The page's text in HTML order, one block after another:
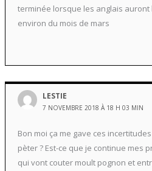
terminée lorsque les anglais
environ du mois de mars
LESTIE
7 NOVEMBRE 2018 À 18 H 03 MIN
Bon moi ça me gave ces
pèter ? Est-ce que je continue mes
qui vont couter moult pognon et